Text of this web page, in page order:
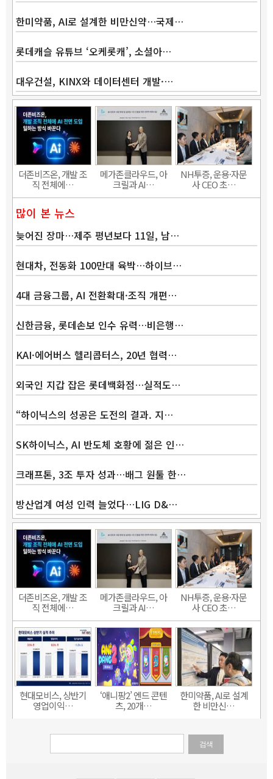
한미약품, AI로 설계한 비만신약…국제…
롯데캐슬 유튜브 ‘오케롯캐’, 소셜아…
대우건설, KINX와 데이터센터 개발·…
더존비즈온, 개발 조
직 전체에…
메가존클라우드, 아
크릴과 AI…
NH투증, 운용·자문
사 CEO 초…
많이 본 뉴스
늦어진 장마…제주 평년보다 11일, 남…
현대차, 전동화 100만대 육박…하이브…
4대 금융그룹, AI 전환확대·조직 개편…
신한금융, 롯데손보 인수 유력…비은행…
KAI·에어버스 헬리콥터스, 20년 협력…
외국인 지갑 잡은 롯데백화점…실적도…
“하이닉스의 성공은 도전의 결과. 지…
SK하이닉스, AI 반도체 호황에 젊은 인…
크래프톤, 3조 투자 성과…배그 원툴 한…
방산업계 여성 인력 늘었다…LIG D&…
더존비즈온, 개발 조
직 전체에…
메가존클라우드, 아
크릴과 AI…
NH투증, 운용·자문
사 CEO 초…
현대모비스, 상반기
영업이익…
‘애니팡2’ 엔드 콘텐
츠, 20개…
한미약품, AI로 설계
한 비만신…
검색